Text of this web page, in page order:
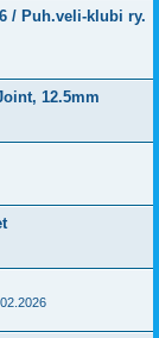
/ Puh.veli-klubi ry.
12.5mm